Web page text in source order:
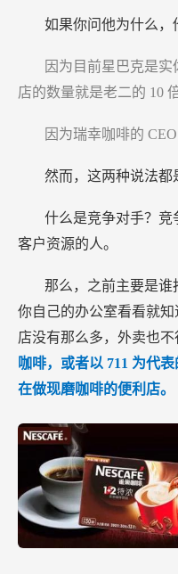
如果你问他为什么，
因为目前星巴克是实
店的数量就是老二的 10
因为瑞幸咖啡的CEO
然而，这两种说法都
什么是竞争对手？
客户资源的人。
那么，之前主要是
你自己的办公室看看就
店没有那么多，外卖也不
咖啡，或者以 711 为代
在做现磨咖啡的便利店。